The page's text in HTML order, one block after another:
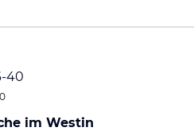
40
im Westin